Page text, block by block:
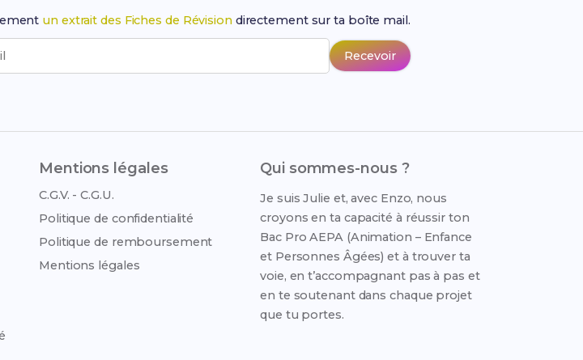
un extrait des Fiches de Révisiondirectement sur ta boîte mail.
Recevoir
Mentions légales
C.G.V. - C.G.U.
Politique de confidentialité
Politique de remboursement
Mentions légales
Qui sommes-nous ?
Je suis Julie et, avec Enzo, nous
croyons en ta capacité à réussir ton
Bac Pro AEPA (Animation – Enfance
et Personnes Âgées) et à trouver ta
voie, en t’accompagnant pas à pas et
en te soutenant dans chaque projet
que tu portes.